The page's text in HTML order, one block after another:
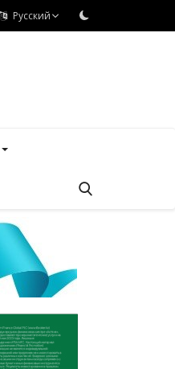
Русский